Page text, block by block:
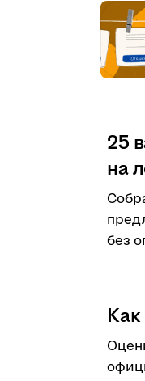
25
на
без